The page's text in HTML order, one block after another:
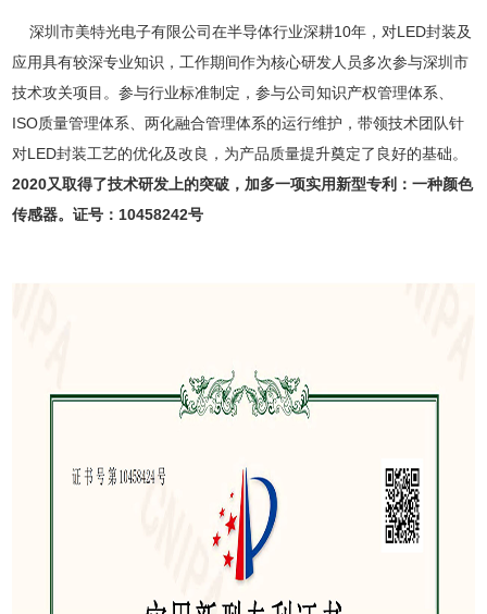
深圳市美特光电子有限公司在半导体行业深耕10年，对LED封装及
应用具有较深专业知识，工作期间作为核心研发人员多次参与深圳市
技术攻关项目。参与行业标准制定，参与公司知识产权管理体系、
ISO质量管理体系、两化融合管理体系的运行维护，带领技术团队针
对LED封装工艺的优化及改良，为产品质量提升奠定了良好的基础。
2020又取得了技术研发上的突破，加多一项实用新型专利：一种颜色
传感器。证号：10458242号